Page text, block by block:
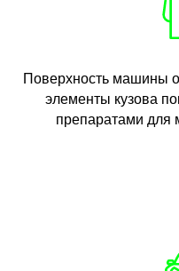
Поверхность машины
элементы кузова
препаратами для